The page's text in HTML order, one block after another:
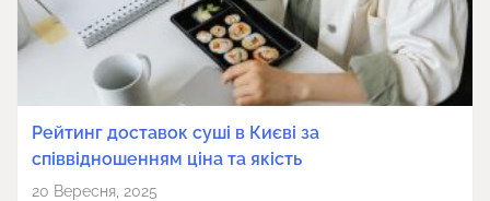
Рейтинг доставок суші в Києві за
співвідношенням ціна та якість
20 Вересня, 2025